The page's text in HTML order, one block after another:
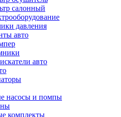
салонный
давления
авто
авто
насосы и помпы
комплекты